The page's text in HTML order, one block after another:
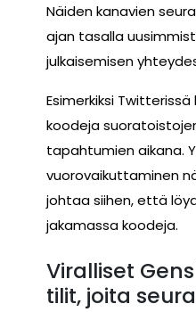
Näiden kanavien
ajan tasalla
julkaisemisen
Esimerkiksi
koodeja
tapahtumien aikana.
vuorovaikuttaminen
johtaa siihen, että
jakamassa koodeja.
Viralliset
tilit, joita